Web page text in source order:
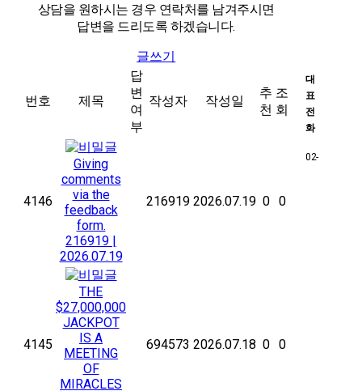
상담을 원하시는 경우 연락처를 남겨주시면
답변을 드리도록 하겠습니다.
글쓰기
번호 제목
답
변
여
부
작성자 작성일
추
천
조
회
4146
Giving
comments
via the
feedback
form.
216919 |
2026.07.19
216919 2026.07.19 0 0
4145
THE
$27,000,000
JACKPOT
IS A
MEETING
OF
MIRACLES
694573 2026.07.18 0 0
대
표
전
화
02-